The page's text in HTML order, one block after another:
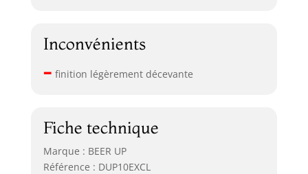
Inconvénients
– finition légèrement décevante
Fiche technique
Marque : BEER UP
Référence : DUP10EXCL